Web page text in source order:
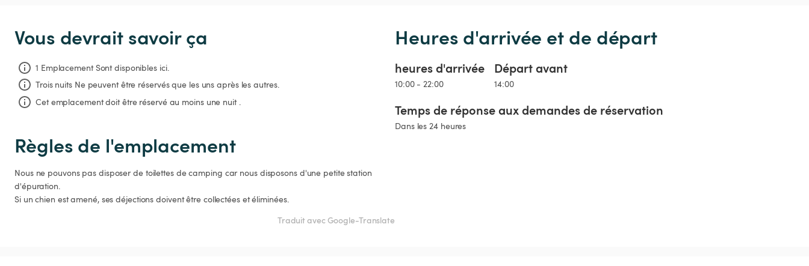
Vous devrait savoir ça
1 Emplacement Sont disponibles ici.
Trois nuits Ne peuvent être réservés que les uns après les autres.
Cet emplacement doit être réservé au moins une nuit .
Heures d'arrivée et de départ
heures d'arrivée
10:00 - 22:00
Départ avant
14:00
Temps de réponse aux demandes de réservation
Dans les 24 heures
Règles de l'emplacement
Nous ne pouvons pas disposer de toilettes de camping car nous disposons d'une petite station
d'épuration.
Si un chien est amené, ses déjections doivent être collectées et éliminées.
Traduit avec Google-Translate